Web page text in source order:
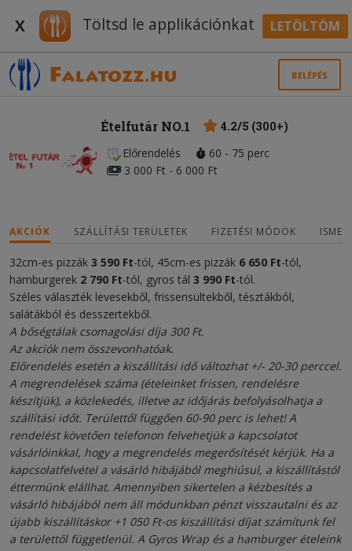
X Töltsd le applikációnkat LETÖLTÖM
BELÉPÉS
Ételfutár NO.1
4.2/5 (300+)
Előrendelés
60 - 75 perc
3 000 Ft - 6 000 Ft
AKCIÓK SZÁLLÍTÁSI TERÜLETEK FIZETÉSI MÓDOK
32cm-es pizzák 3 590 Ft-tól, 45cm-es pizzák 6 650 Ft-tól,
hamburgerek 2 790 Ft-tól, gyros tál 3 990 Ft-tól.
Széles választék levesekből, frissensültekből, tésztákból,
salátákból és desszertekből.
A bőségtálak csomagolási díja 300 Ft.
Az akciók nem összevonhatóak.
Előrendelés esetén a kiszállítási idő változhat +/- 20-30 perccel.
A megrendelések száma (ételeinket frissen, rendelésre
készítjük), a közlekedés, illetve az időjárás befolyásolhatja a
szállítási időt. Területtől függően 60-90 perc is lehet! A
rendelést követően telefonon felvehetjük a kapcsolatot
vásárlóinkkal, hogy a megrendelés megerősítését kérjük. Ha a
kapcsolatfelvétel a vásárló hibájából meghiúsul, a kiszállítástól
éttermünk elállhat. Amennyiben sikertelen a kézbesítés a
vásárló hibájából nem áll módunkban pénzt visszautalni és az
újabb kiszállításkor +1 050 Ft-os kiszállítási díjat számítunk fel
a területtől függetlenül. A Gyros Wrap és a hamburger ételeink